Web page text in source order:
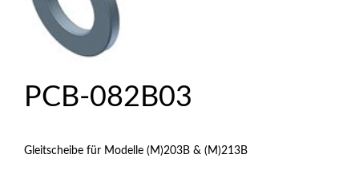
PCB-082B03
Gleitscheibe für Modelle (M)203B & (M)213B